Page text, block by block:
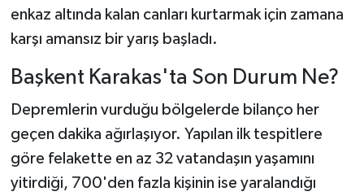
enkaz altında kalan canları kurtarmak için zamana
karşı amansız bir yarış başladı.
Başkent Karakas'ta Son Durum Ne?
Depremlerin vurduğu bölgelerde bilanço her
geçen dakika ağırlaşıyor. Yapılan ilk tespitlere
göre felakette en az 32 vatandaşın yaşamını
yitirdiği, 700'den fazla kişinin ise yaralandığı